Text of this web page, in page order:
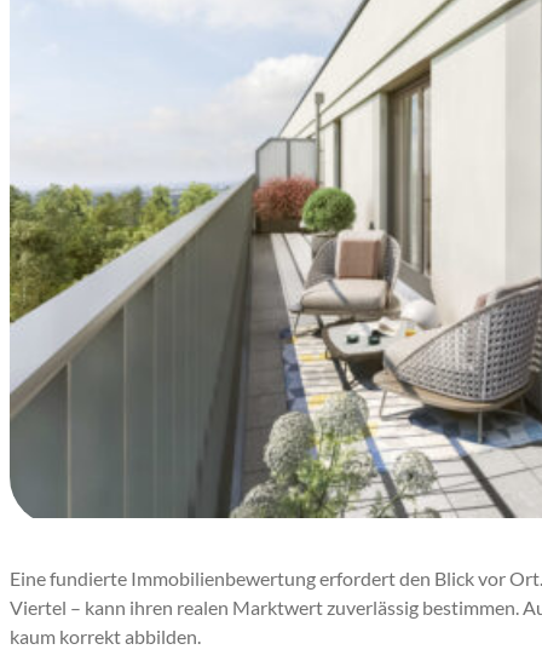
Eine fundierte Immobilienbewertung erfordert den Blick vor
Viertel – kann ihren realen Marktwert zuverlässig bestimmen.
kaum korrekt abbilden.